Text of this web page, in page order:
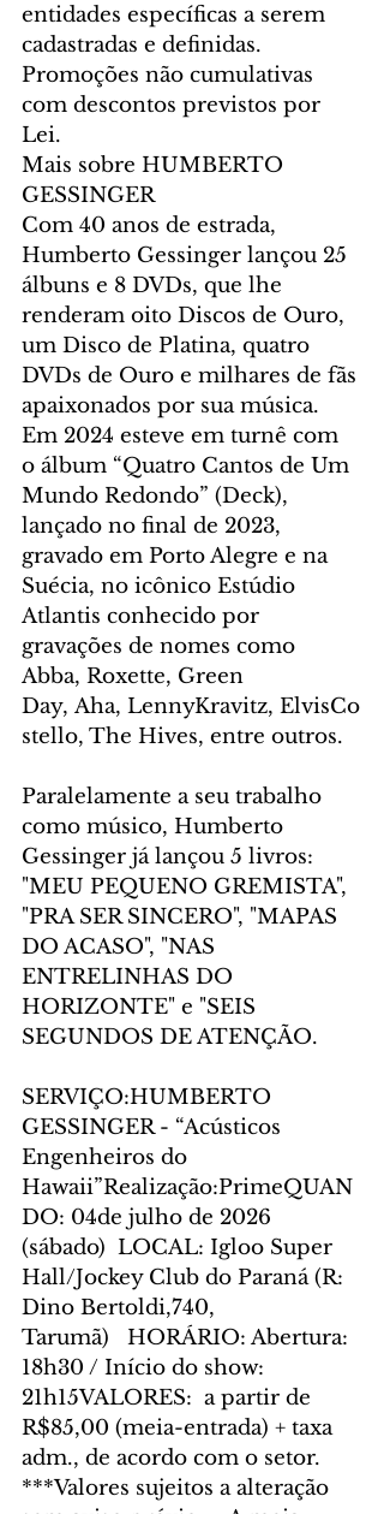
entidades específicas a serem
cadastradas e definidas.
Promoções não cumulativas
com descontos previstos por
Lei.
Mais sobre HUMBERTO
GESSINGER
Com 40 anos de estrada,
Humberto Gessinger lançou 25
álbuns e 8 DVDs, que lhe
renderam oito Discos de Ouro,
um Disco de Platina, quatro
DVDs de Ouro e milhares de fãs
apaixonados por sua música.
Em 2024 esteve em turnê com
o álbum “Quatro Cantos de Um
Mundo Redondo” (Deck),
lançado no final de 2023,
gravado em Porto Alegre e na
Suécia, no icônico Estúdio
Atlantis conhecido por
gravações de nomes como
Abba, Roxette, Green
Day, Aha, LennyKravitz, ElvisCo
stello, The Hives, entre outros.
Paralelamente a seu trabalho
como músico, Humberto
Gessinger já lançou 5 livros:
"MEU PEQUENO GREMISTA",
"PRA SER SINCERO", "MAPAS
DO ACASO", "NAS
ENTRELINHAS DO
HORIZONTE" e "SEIS
SEGUNDOS DE ATENÇÃO.
SERVIÇO:HUMBERTO
GESSINGER - “Acústicos
Engenheiros do
Hawaii”Realização:PrimeQUAN
DO: 04de julho de 2026
(sábado)  LOCAL: Igloo Super
Hall/Jockey Club do Paraná (R:
Dino Bertoldi,740,
Tarumã)   HORÁRIO: Abertura:
18h30 / Início do show:
21h15VALORES:  a partir de
R$85,00 (meia-entrada) + taxa
adm., de acordo com o setor.
***Valores sujeitos a alteração